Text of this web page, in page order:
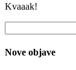
Kvaaak!
Nove objave